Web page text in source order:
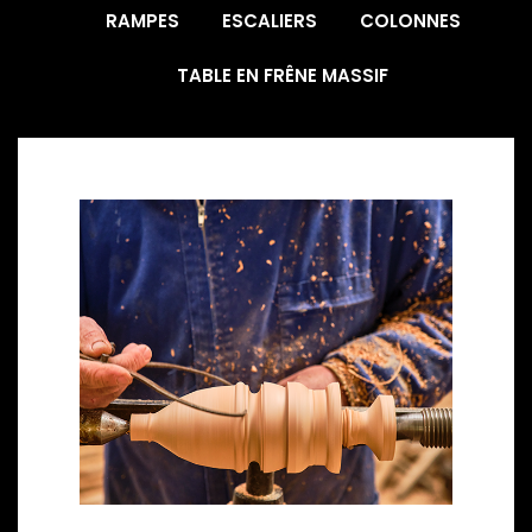
RAMPES ESCALIERS COLONNES
TABLE EN FRÊNE MASSIF